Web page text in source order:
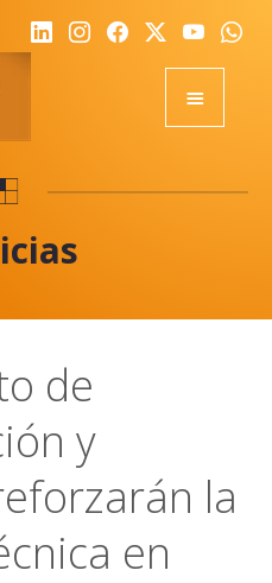
REPRESENTANTES
CONTACTO
de
y
la
en